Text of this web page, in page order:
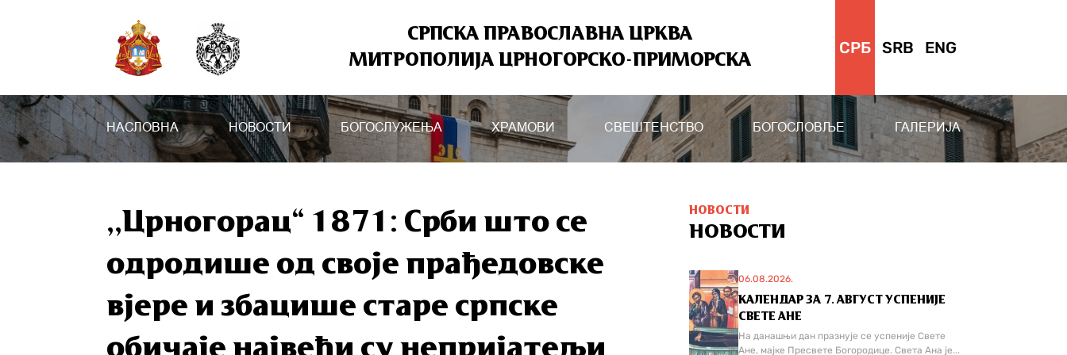
СРПСКА ПРАВОСЛАВНА ЦРКВА
МИТРОПОЛИЈА ЦРНОГОРСКО-ПРИМОРСКА
СРБ SRB ENG
НАСЛОВНА НОВОСТИ БОГОСЛУЖЕЊА ХРАМОВИ СВЕШТЕНСТВО БОГОСЛОВЉЕ ГАЛЕРИЈА
,,Црногорац“ 1871: Срби што се
одродише од своје прађедовске
вјере и збацише старе српске
обичаје највећи су непријатељи
НОВОСТИ
НОВОСТИ
06.08.2026.
КАЛЕНДАР ЗА 7. АВГУСТ УСПЕНИЈЕ
СВЕТЕ АНЕ
На данашњи дан празнује се успеније Свете
Ане, мајке Пресвете Богородице. Света Ана је...